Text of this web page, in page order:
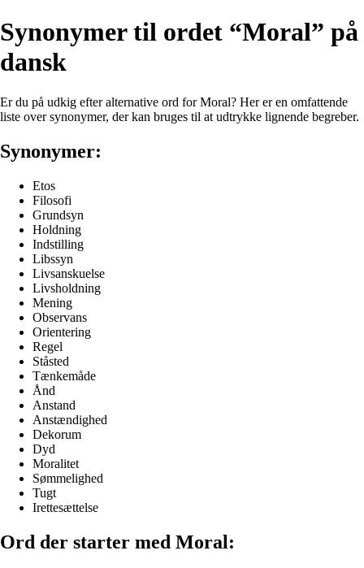
Synonymer til ordet “Moral” på
dansk
Er du på udkig efter alternative ord for Moral? Her er en omfattende
liste over synonymer, der kan bruges til at udtrykke lignende begreber.
Synonymer:
Etos
Filosofi
Grundsyn
Holdning
Indstilling
Libssyn
Livsanskuelse
Livsholdning
Mening
Observans
Orientering
Regel
Ståsted
Tænkemåde
Ånd
Anstand
Anstændighed
Dekorum
Dyd
Moralitet
Sømmelighed
Tugt
Irettesættelse
Ord der starter med Moral: